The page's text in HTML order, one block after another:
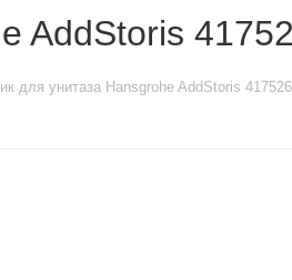
AddStoris
для унитаза Hansgrohe AddStoris